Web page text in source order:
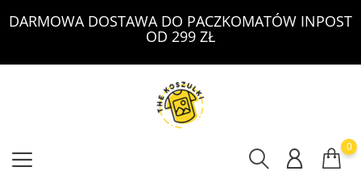
DARMOWA DOSTAWA DO PACZKOMATÓW INPOST
OD 299 ZŁ
0